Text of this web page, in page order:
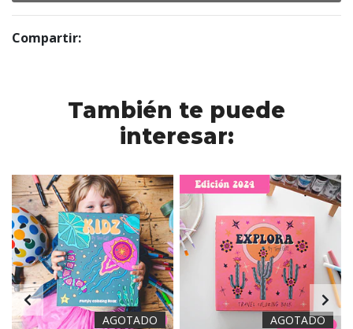
Compartir:
También te puede
interesar:
AGOTADO AGOTADO